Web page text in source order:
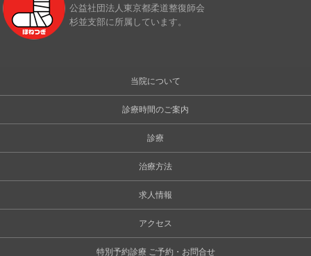
公益社団法人東京都柔道整復師会
杉並支部に所属しています。
当院について
診療時間のご案内
診療
治療方法
求人情報
アクセス
特別予約診療 ご予約・お問合せ